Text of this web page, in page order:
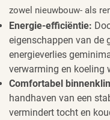
zowel nieuwbouw- als
Energie-efficiëntie:
eigenschappen van de
energieverlies
verwarming en koeling
Comfortabel
handhaven van een
vermindert tocht en